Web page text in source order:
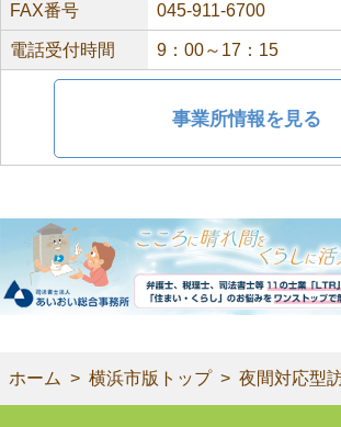
FAX番号 045-911-6700
電話受付時間 9：00～17：15
事業所情報を見る
ホーム 横浜市版トップ 夜間対応型